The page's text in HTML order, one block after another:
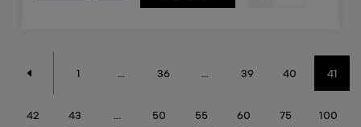
1 36 39 40 41
42 43 50 55 60 75 100